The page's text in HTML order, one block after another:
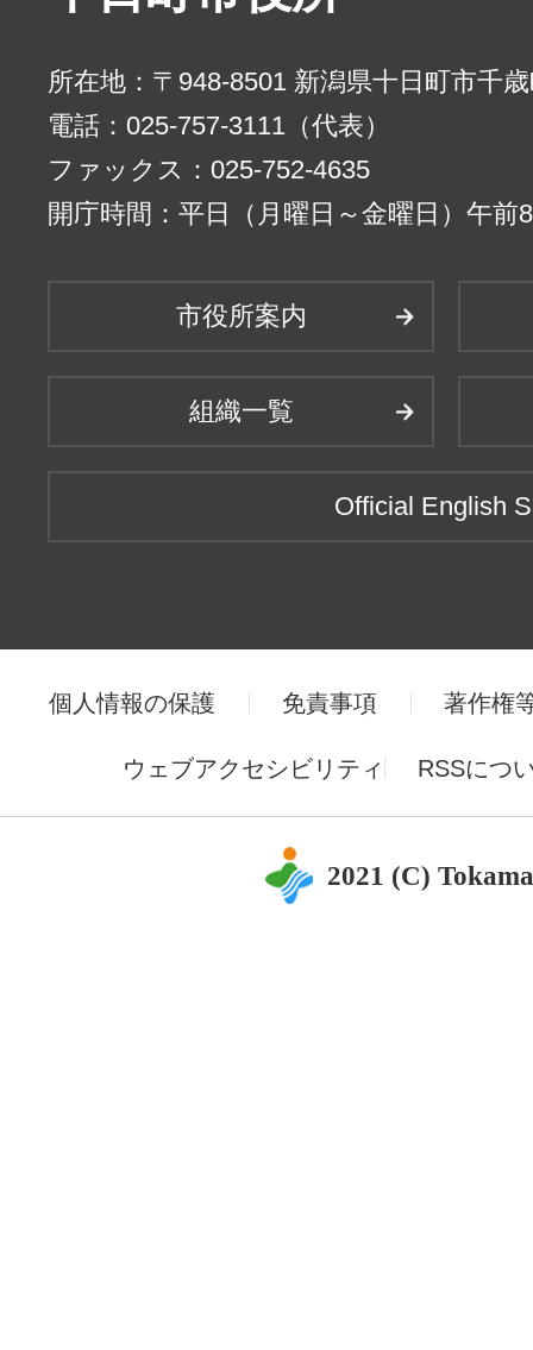
所在地：〒948-8501 新潟県十日町市千
電話：025-757-3111（代表）
ファックス：025-752-4635
開庁時間：平日（月曜日～金曜日）午前
市役所案内
組織一覧
Official English
個人情報の保護 免責事項 著作権
ウェブアクセシビリティ RSSにつ
2021 (C)